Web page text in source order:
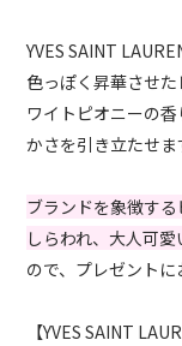
YVES SAINT
色っぽく昇華させ
ワイトピオニーの
かさを引き立たせま
ブランドを象徴す
しらわれ、大人可愛
ので、プレゼントに
【YVES SAINT